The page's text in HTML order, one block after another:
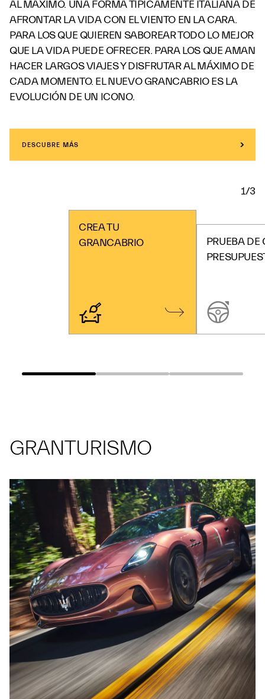
AL MÁXIMO. UNA FORMA TÍPICAMENTE ITALIANA DE
AFRONTAR LA VIDA CON EL VIENTO EN LA CARA.
PARA LOS QUE QUIEREN SABOREAR TODO LO MEJOR
QUE LA VIDA PUEDE OFRECER. PARA LOS QUE AMAN
HACER LARGOS VIAJES Y DISFRUTAR AL MÁXIMO DE
CADA MOMENTO. EL NUEVO GRANCABRIO ES LA
EVOLUCIÓN DE UN ICONO.
DESCUBRE MÁS
1/3
CREA TU
GRANCABRIO
PRUEBA DE
GRANTURISMO